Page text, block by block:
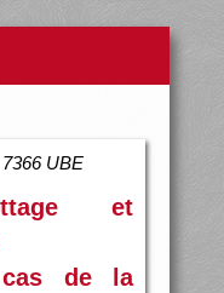
UBE
et
de la